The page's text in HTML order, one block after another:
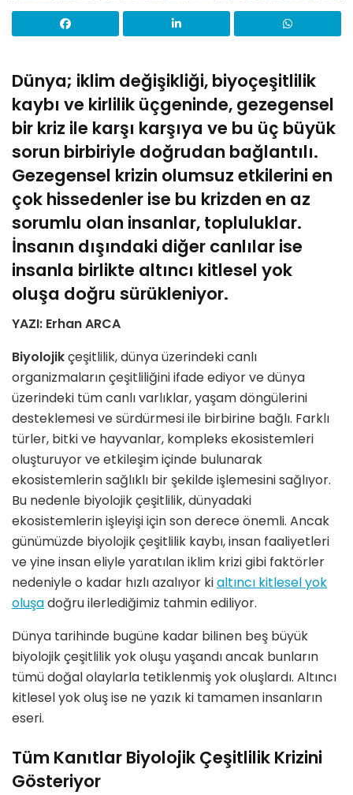
Dünya; iklim değişikliği, biyoçeşitlilik
kaybı ve kirlilik üçgeninde, gezegensel
bir kriz ile karşı karşıya ve bu üç büyük
sorun birbiriyle doğrudan bağlantılı.
Gezegensel krizin olumsuz etkilerini en
çok hissedenler ise bu krizden en az
sorumlu olan insanlar, topluluklar.
İnsanın dışındaki diğer canlılar ise
insanla birlikte altıncı kitlesel yok
oluşa doğru sürükleniyor.
YAZI: Erhan ARCA
Biyolojikçeşitlilik, dünya üzerindeki canlı
organizmaların çeşitliliğini ifade ediyor ve dünya
üzerindeki tüm canlı varlıklar, yaşam döngülerini
desteklemesi ve sürdürmesi ile birbirine bağlı. Farklı
türler, bitki ve hayvanlar, kompleks ekosistemleri
oluşturuyor ve etkileşim içinde bulunarak
ekosistemlerin sağlıklı bir şekilde işlemesini sağlıyor.
Bu nedenle biyolojik çeşitlilik, dünyadaki
ekosistemlerin işleyişi için son derece önemli. Ancak
günümüzde biyolojik çeşitlilik kaybı, insan faaliyetleri
ve yine insan eliyle yaratılan iklim krizi gibi faktörler
nedeniyle o kadar hızlı azalıyor kialtıncı kitlesel yok
oluşadoğru ilerlediğimiz tahmin ediliyor.
Dünya tarihinde bugüne kadar bilinen beş büyük
biyolojik çeşitlilik yok oluşu yaşandı ancak bunların
tümü doğal olaylarla tetiklenmiş yok oluşlardı. Altıncı
kitlesel yok oluş ise ne yazık ki tamamen insanların
eseri.
Tüm Kanıtlar Biyolojik Çeşitlilik Krizini
Gösteriyor